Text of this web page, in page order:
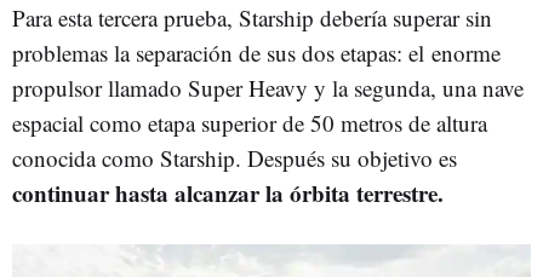
Para esta tercera prueba, Starship debería superar sin
problemas la separación de sus dos etapas: el enorme
propulsor llamado Super Heavy y la segunda, una nave
espacial como etapa superior de 50 metros de altura
conocida como Starship. Después su objetivo es
continuar hasta alcanzar la órbita terrestre.